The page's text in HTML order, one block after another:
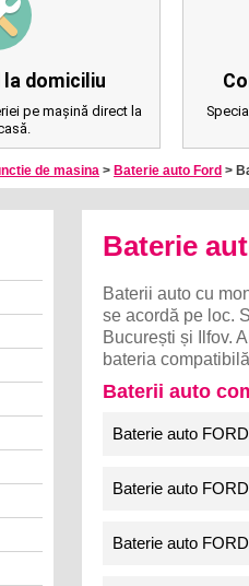
la domiciliu
pe mașină direct la
de masina > Baterie auto Ford >
Baterie
Baterii auto cu
se acordă pe loc.
București și Ilfov.
bateria
Baterii auto
Baterie auto
Baterie auto
Baterie auto